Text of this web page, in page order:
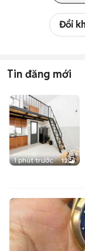
Đổi
Tin đăng mới
1 phút trước 12